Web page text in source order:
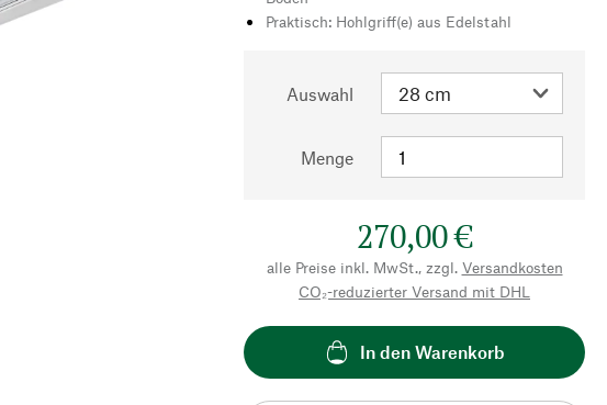
Praktisch: Hohlgriff(e) aus Edelstahl
Auswahl
Menge
270,00 €
alle Preise inkl. MwSt., zzgl. Versandkosten
CO₂-reduzierter Versand mit DHL
In den Warenkorb